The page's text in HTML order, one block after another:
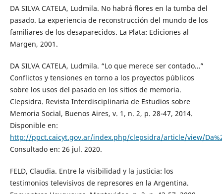
DA SILVA CATELA, Ludmila. No habrá flores en la tumba del
pasado. La experiencia de reconstrucción del mundo de los
familiares de los desaparecidos. La Plata: Ediciones al
Margen, 2001.
DA SILVA CATELA, Ludmila. “Lo que merece ser contado…”
Conflictos y tensiones en torno a los proyectos públicos
sobre los usos del pasado en los sitios de memoria.
Clepsidra. Revista Interdisciplinaria de Estudios sobre
Memoria Social, Buenos Aires, v. 1, n. 2, p. 28-47, 2014.
Disponible en:
http://ppct.caicyt.gov.ar/index.php/clepsidra/article/view/
Consultado en: 26 jul. 2020.
FELD, Claudia. Entre la visibilidad y la justicia: los
testimonios televisivos de represores en la Argentina.